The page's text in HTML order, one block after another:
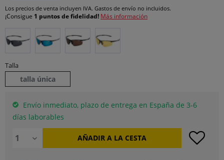
Los precios de venta incluyen IVA. Gastos de envío no incluidos.
¡Consigue 1 puntos de fidelidad! Más información
Talla
talla única
Envío inmediato, plazo de entrega en España de 3-6
días laborables
AÑADIR A LA CESTA